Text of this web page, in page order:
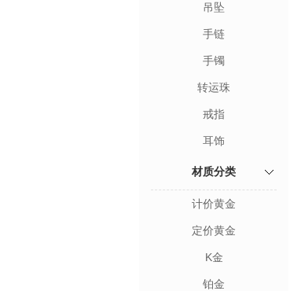
吊坠
手链
手镯
转运珠
戒指
耳饰
材质分类
计价黄金
定价黄金
K金
铂金